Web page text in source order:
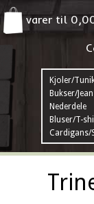
varer til
Kjoler/
Bukser/
Nederdele
Bluser/T-
Cardigans/